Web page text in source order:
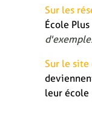
Sur les
École
Sur le site
leur école